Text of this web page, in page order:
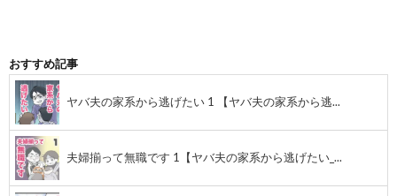
おすすめ記事
ヤバ夫の家系から逃げたい 1 【ヤバ夫の家系から逃...
夫婦揃って無職です 1【ヤバ夫の家系から逃げたい_...